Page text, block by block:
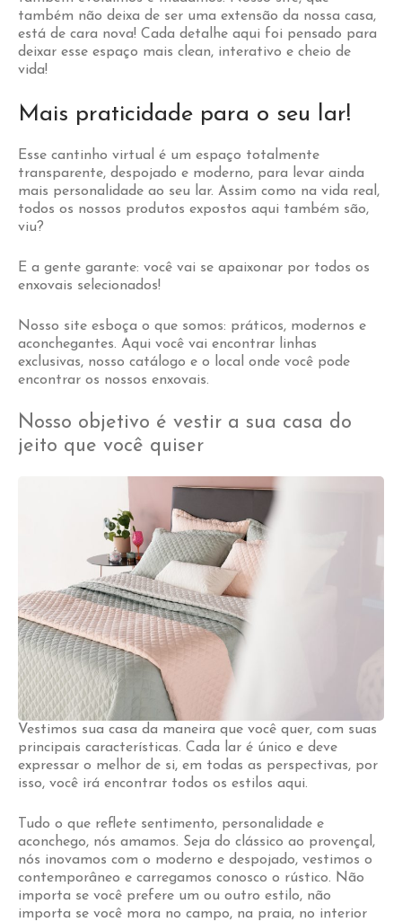
também não deixa de ser uma extensão da nossa casa,
está de cara nova! Cada detalhe aqui foi pensado para
deixar esse espaço mais clean, interativo e cheio de
vida!
Mais praticidade para o seu lar!
Esse cantinho virtual é um espaço totalmente
transparente, despojado e moderno, para levar ainda
mais personalidade ao seu lar. Assim como na vida real,
todos os nossos produtos expostos aqui também são,
viu?
E a gente garante: você vai se apaixonar por todos os
enxovais selecionados!
Nosso site esboça o que somos: práticos, modernos e
aconchegantes. Aqui você vai encontrar linhas
exclusivas, nosso catálogo e o local
onde você pode
encontrar os nossos enxovais.
Nosso objetivo é vestir a sua casa do
jeito que você quiser
Vestimos sua casa da maneira que você quer, com suas
principais características. Cada lar é único e deve
expressar o melhor de si, em todas as perspectivas, por
isso, você irá encontrar todos os estilos aqui.
Tudo o que reflete sentimento, personalidade e
aconchego, nós amamos. Seja do clássico ao provençal,
nós inovamos com o moderno e despojado, vestimos o
contemporâneo e carregamos conosco o rústico. Não
importa se você prefere um ou outro estilo, não
importa se você mora no campo, na praia, no interior